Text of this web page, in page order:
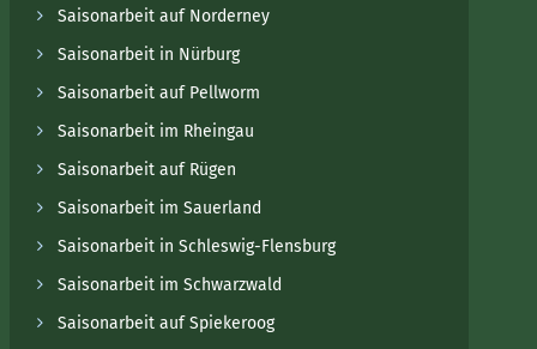
Saisonarbeit auf Norderney
Saisonarbeit in Nürburg
Saisonarbeit auf Pellworm
Saisonarbeit im Rheingau
Saisonarbeit auf Rügen
Saisonarbeit im Sauerland
Saisonarbeit in Schleswig-Flensburg
Saisonarbeit im Schwarzwald
Saisonarbeit auf Spiekeroog